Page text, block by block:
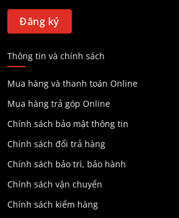
Thông tin và chính sách
Mua hàng và thanh toán Online
Mua hàng trả góp Online
Chính sách bảo mật thông tin
Chính sách đổi trả hàng
Chính sách bảo trì, bảo hành
Chính sách vận chuyển
Chính sách kiểm hàng